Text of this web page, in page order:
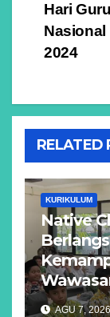
Hari Guru
Nasional
2024
RELATED
KURIKULUM
Native
AGU 7, 2026